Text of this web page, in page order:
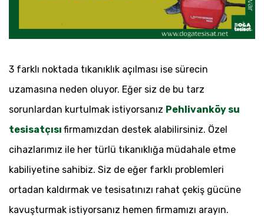
3 farklı noktada tıkanıklık açılması ise sürecin
uzamasına neden oluyor. Eğer siz de bu tarz
sorunlardan kurtulmak istiyorsanız Pehlivanköy su
tesisatçısı firmamızdan destek alabilirsiniz. Özel
cihazlarımız ile her türlü tıkanıklığa müdahale etme
kabiliyetine sahibiz. Siz de eğer farklı problemleri
ortadan kaldırmak ve tesisatınızı rahat çekiş gücüne
kavuşturmak istiyorsanız hemen firmamızı arayın.